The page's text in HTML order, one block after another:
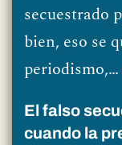
secuestrado
bien, eso se
periodismo,…
El falso
cuando la